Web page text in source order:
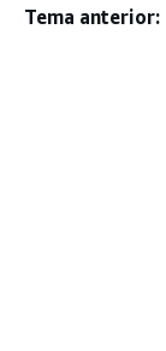
Tema anterior: